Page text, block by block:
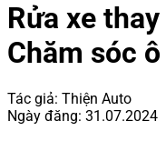
Rửa xe
Chăm sóc
Tác giả: Thiện Auto
Ngày đăng: 31.07.2024